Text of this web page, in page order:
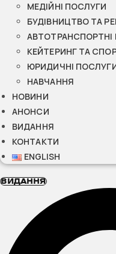
МЕДІЙНІ ПОСЛУГИ
БУДІВНИЦТВО ТА
АВТОТРАНСПОРТНІ
КЕЙТЕРИНГ ТА
ЮРИДИЧНІ
НАВЧАННЯ
НОВИНИ
АНОНСИ
ВИДАННЯ
КОНТАКТИ
ENGLISH
ВИДАННЯ